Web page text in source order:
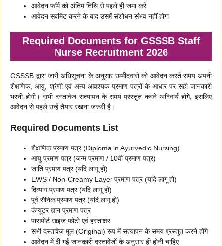
आवेदन फॉर्म को अंतिम तिथि से पहले ही जमा करें
आवेदन सबमिट करने के बाद उसमें संशोधन संभव नहीं होगा
Required Documents for GSSSB Staff
Nurse Recruitment 2026
GSSSB द्वारा जारी अधिसूचना के अनुसार उम्मीदवारों को आवेदन करते समय अपनी
शैक्षणिक, आयु, श्रेणी एवं अन्य आवश्यक प्रमाण पत्रों के आधार पर सही जानकारी
भरनी होगी। सभी दस्तावेज सत्यापन के समय प्रस्तुत करने अनिवार्य होंगे, इसलिए
आवेदन से पहले उन्हें तैयार रखना जरूरी है।
Required Documents List
शैक्षणिक प्रमाण पत्र (Diploma in Ayurvedic Nursing)
आयु प्रमाण पत्र (जन्म प्रमाण / 10वीं प्रमाण पत्र)
जाति प्रमाण पत्र (यदि लागू हो)
EWS / Non-Creamy Layer प्रमाण पत्र (यदि लागू हो)
दिव्यांग प्रमाण पत्र (यदि लागू हो)
पूर्व सैनिक प्रमाण पत्र (यदि लागू हो)
कंप्यूटर ज्ञान प्रमाण पत्र
पासपोर्ट साइज फोटो एवं हस्ताक्षर
सभी दस्तावेज मूल (Original) रूप में सत्यापन के समय प्रस्तुत करने होंगे
आवेदन में दी गई जानकारी दस्तावेजों के अनुसार ही होनी चाहिए